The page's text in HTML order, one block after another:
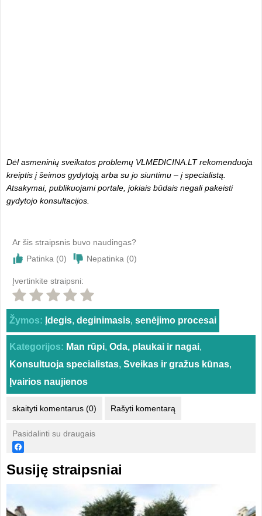
Dėl asmeninių sveikatos problemų VLMEDICINA.LT rekomenduoja
kreiptis į šeimos gydytoją arba su jo siuntimu – į specialistą.
Atsakymai, publikuojami portale, jokiais būdais negali pakeisti
gydytojo konsultacijos.
Ar šis straipsnis buvo naudingas?
Patinka (0) Nepatinka (0)
Įvertinkite straipsni:
Žymos: Įdegis, deginimasis, senėjimo procesai
Kategorijos: Man rūpi, Oda, plaukai ir nagai,
Konsultuoja specialistas, Sveikas ir gražus kūnas,
Įvairios naujienos
skaityti komentarus (0) Rašyti komentarą
Pasidalinti su draugais
Susiję straipsniai